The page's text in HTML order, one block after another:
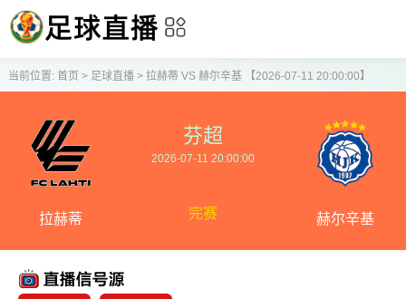
当前位置: 首页 > 足球直播> 拉赫蒂 VS 赫尔辛基 【2026-07-11 20:00:00】
拉赫蒂
芬超
2026-07-11 20:00:00
完赛 赫尔辛基